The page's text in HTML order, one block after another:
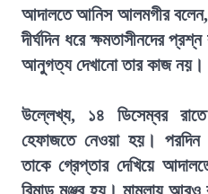
আদালতে আনিস আলমগীর বলেন,
দীর্ঘদিন ধরে ক্ষমতাসীনদের
আনুগত্য দেখানো তার কাজ নয়।
উল্লেখ্য, ১৪ ডিসেম্বর
হেফাজতে নেওয়া হয়। পরদিন
তাকে গ্রেপ্তার দেখিয়ে